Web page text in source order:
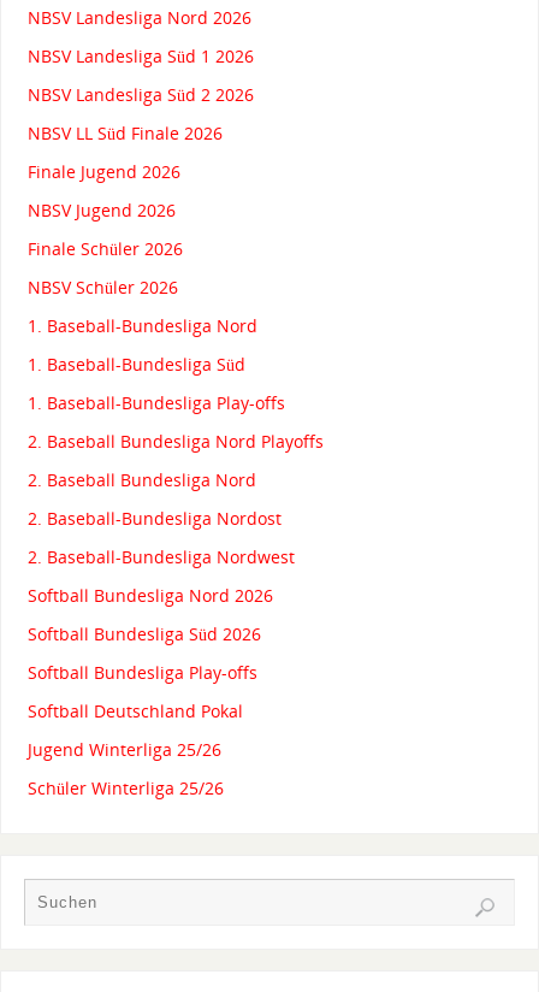
NBSV Landesliga Nord 2026
NBSV Landesliga Süd 1 2026
NBSV Landesliga Süd 2 2026
NBSV LL Süd Finale 2026
Finale Jugend 2026
NBSV Jugend 2026
Finale Schüler 2026
NBSV Schüler 2026
1. Baseball-Bundesliga Nord
1. Baseball-Bundesliga Süd
1. Baseball-Bundesliga Play-offs
2. Baseball Bundesliga Nord Playoffs
2. Baseball Bundesliga Nord
2. Baseball-Bundesliga Nordost
2. Baseball-Bundesliga Nordwest
Softball Bundesliga Nord 2026
Softball Bundesliga Süd 2026
Softball Bundesliga Play-offs
Softball Deutschland Pokal
Jugend Winterliga 25/26
Schüler Winterliga 25/26